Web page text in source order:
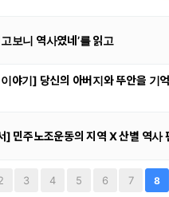
보니 역사였네’를 읽고
야기] 당신의 아버지와 뚜안을 기
] 민주노조운동의 지역 X 산별 역사
3 4 5 6 7 8